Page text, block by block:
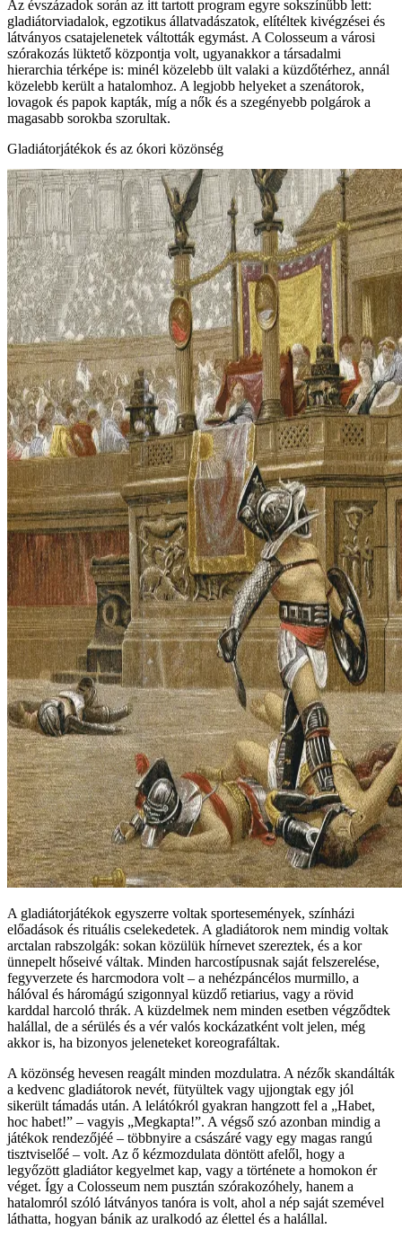
Az évszázadok során az itt tartott program egyre sokszínűbb lett:
gladiátorviadalok, egzotikus állatvadászatok, elítéltek kivégzései és
látványos csatajelenetek váltották egymást. A Colosseum a városi
szórakozás lüktető központja volt, ugyanakkor a társadalmi
hierarchia térképe is: minél közelebb ült valaki a küzdőtérhez, annál
közelebb került a hatalomhoz. A legjobb helyeket a szenátorok,
lovagok és papok kapták, míg a nők és a szegényebb polgárok a
magasabb sorokba szorultak.
Gladiátorjátékok és az ókori közönség
A gladiátorjátékok egyszerre voltak sportesemények, színházi
előadások és rituális cselekedetek. A gladiátorok nem mindig voltak
arctalan rabszolgák: sokan közülük hírnevet szereztek, és a kor
ünnepelt hőseivé váltak. Minden harcostípusnak saját felszerelése,
fegyverzete és harcmodora volt – a nehézpáncélos murmillo, a
hálóval és háromágú szigonnyal küzdő retiarius, vagy a rövid
karddal harcoló thrák. A küzdelmek nem minden esetben végződtek
halállal, de a sérülés és a vér valós kockázatként volt jelen, még
akkor is, ha bizonyos jeleneteket koreografáltak.
A közönség hevesen reagált minden mozdulatra. A nézők skandálták
a kedvenc gladiátorok nevét, fütyültek vagy ujjongtak egy jól
sikerült támadás után. A lelátókról gyakran hangzott fel a „Habet,
hoc habet!” – vagyis „Megkapta!”. A végső szó azonban mindig a
játékok rendezőjéé – többnyire a császáré vagy egy magas rangú
tisztviselőé – volt. Az ő kézmozdulata döntött afelől, hogy a
legyőzött gladiátor kegyelmet kap, vagy a története a homokon ér
véget. Így a Colosseum nem pusztán szórakozóhely, hanem a
hatalomról szóló látványos tanóra is volt, ahol a nép saját szemével
láthatta, hogyan bánik az uralkodó az élettel és a halállal.